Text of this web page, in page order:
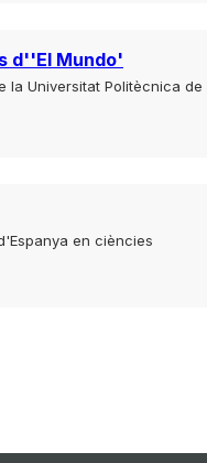
d''El Mundo'
la Universitat Politècnica
en ciències